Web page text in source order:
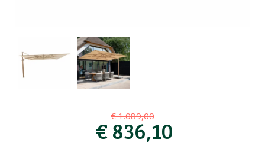
€ 1.089,00
€ 836,10